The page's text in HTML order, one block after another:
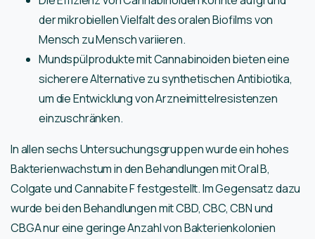
der mikrobiellen Vielfalt des oralen Biofilms von
Mensch zu Mensch variieren.
Mundspülprodukte mit Cannabinoiden bieten eine
sicherere Alternative zu synthetischen Antibiotika,
um die Entwicklung von Arzneimittelresistenzen
einzuschränken.
In allen sechs Untersuchungsgruppen wurde ein hohes
Bakterienwachstum in den Behandlungen mit Oral B,
Colgate und Cannabite F festgestellt. Im Gegensatz dazu
wurde bei den Behandlungen mit CBD, CBC, CBN und
CBGA nur eine geringe Anzahl von Bakterienkolonien